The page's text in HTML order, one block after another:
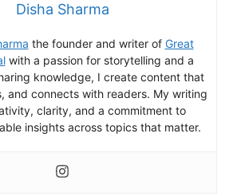
Disha Sharma
the founder and writer of Great
with a passion for storytelling and a
knowledge, I create content that
and connects with readers. My writing
clarity, and a commitment to
insights across topics that matter.